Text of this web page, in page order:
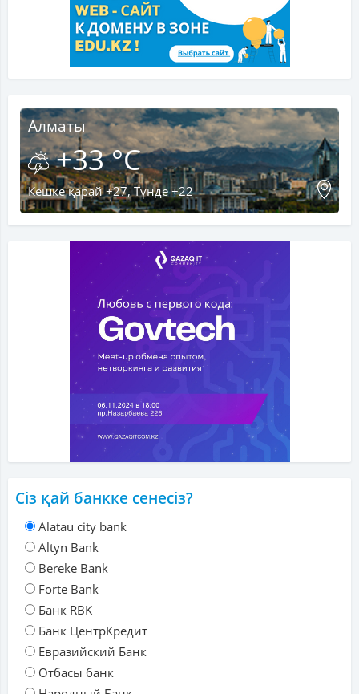
Алматы
+33 °C
Кешке қарай +27, Түнде +22
Сіз қай банкке сенесіз?
Alatau city bank
Altyn Bank
Bereke Bank
Forte Bank
Банк RBK
Банк ЦентрКредит
Евразийский Банк
Отбасы банк